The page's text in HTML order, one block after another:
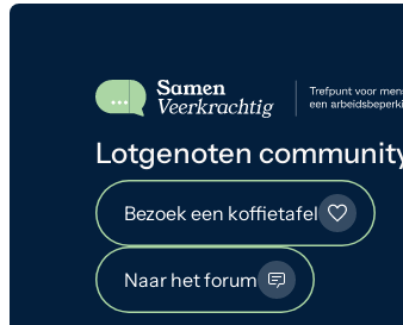
Lotgenoten
Bezoek een koffietafel
Naar het forum